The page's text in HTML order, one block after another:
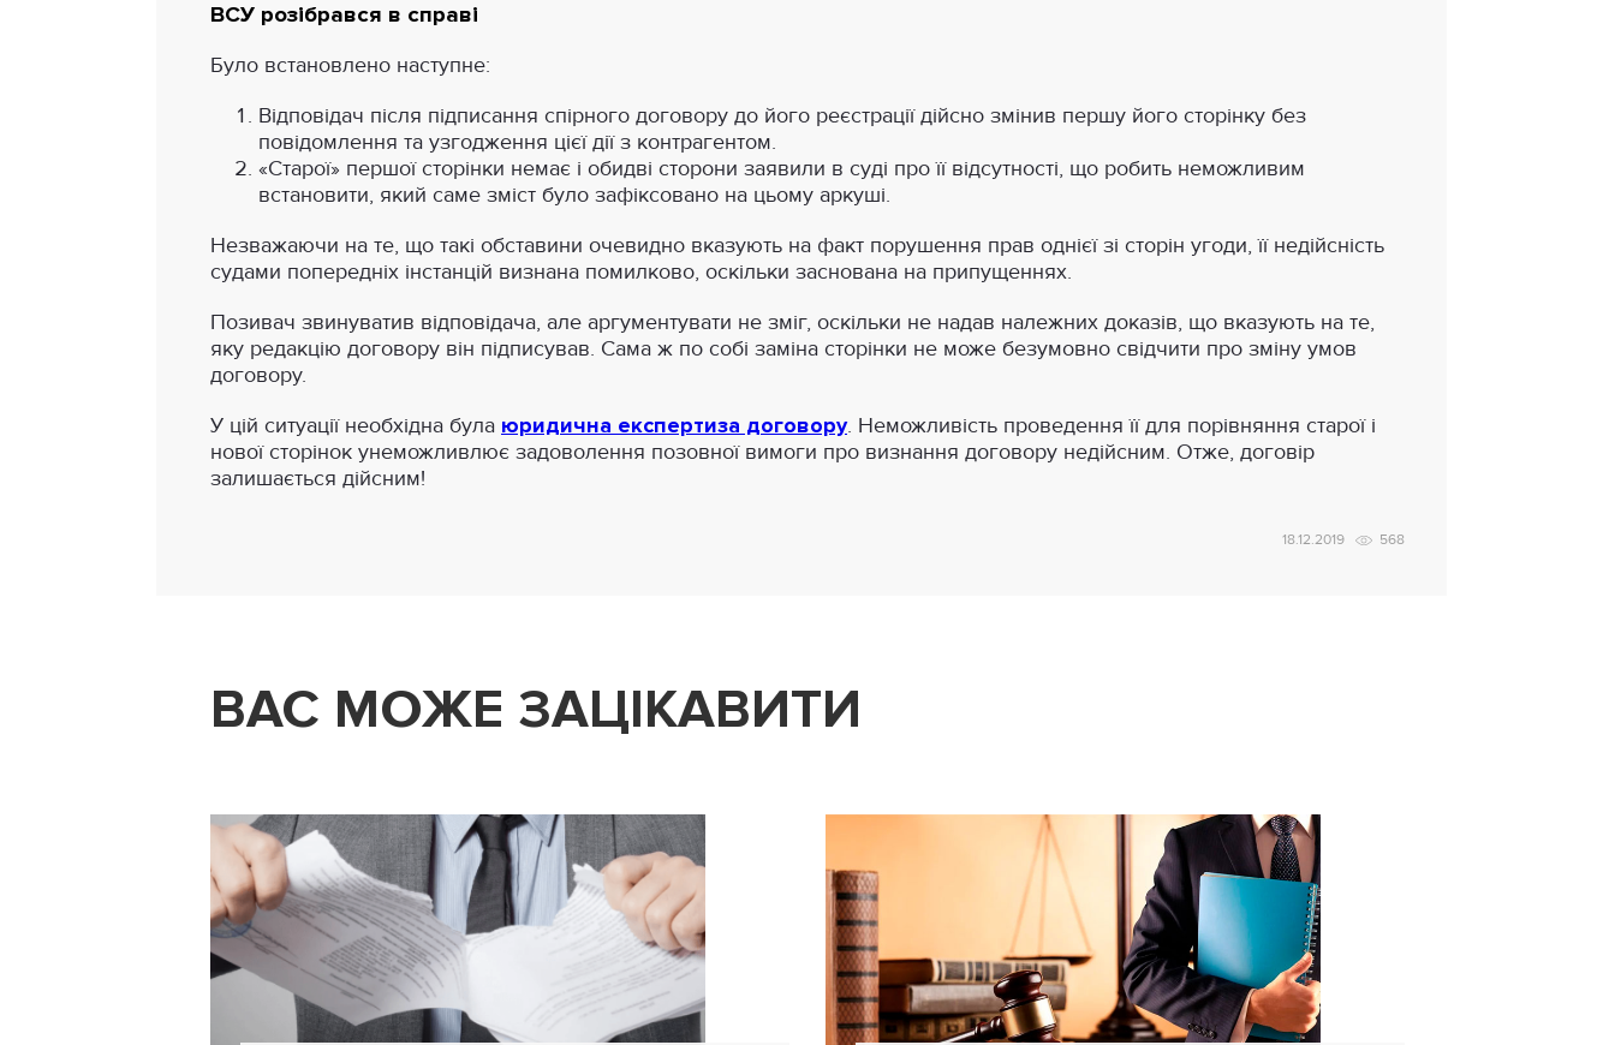
ВСУ розібрався в справі
Було встановлено наступне:
Відповідач після підписання спірного договору до його реєстрації дійсно змінив першу його сторінку без
повідомлення та узгодження цієї дії з контрагентом.
«Старої» першої сторінки немає і обидві сторони заявили в суді про її відсутності, що робить неможливим
встановити, який саме зміст було зафіксовано на цьому аркуші.
Незважаючи на те, що такі обставини очевидно вказують на факт порушення прав однієї зі сторін угоди, її недійсність
судами попередніх інстанцій визнана помилково, оскільки заснована на припущеннях.
Позивач звинуватив відповідача, але аргументувати не зміг, оскільки не надав належних доказів, що вказують на те,
яку редакцію договору він підписував. Сама ж по собі заміна сторінки не може безумовно свідчити про зміну умов
договору.
У цій ситуації необхідна була юридична експертиза договору. Неможливість проведення її для порівняння старої і
нової сторінок унеможливлює задоволення позовної вимоги про визнання договору недійсним. Отже, договір
залишається дійсним!
18.12.2019 568
ВАС МОЖЕ ЗАЦІКАВИТИ